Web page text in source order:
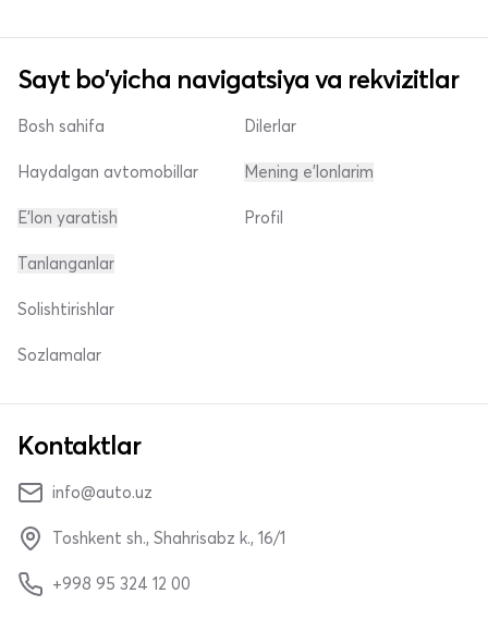
Sayt bo'yicha navigatsiya va rekvizitlar
Bosh sahifa
Haydalgan avtomobillar
E'lon yaratish
Dilerlar
Mening e'lonlarim
Profil
Tanlanganlar
Solishtirishlar
Sozlamalar
Kontaktlar
info@auto.uz
Toshkent sh., Shahrisabz k., 16/1
+998 95 324 12 00